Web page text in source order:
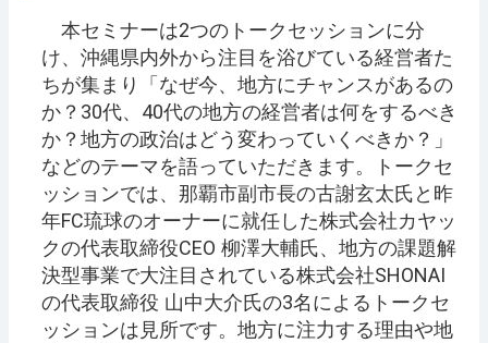
本セミナーは2つのトークセッションに分
け、沖縄県内外から注目を浴びている経営者た
ちが集まり「なぜ今、地方にチャンスがあるの
か？30代、40代の地方の経営者は何をするべき
か？地方の政治はどう変わっていくべきか？」
などのテーマを語っていただきます。トークセ
ッションでは、那覇市副市長の古謝玄太氏と昨
年FC琉球のオーナーに就任した株式会社カヤッ
クの代表取締役CEO 柳澤大輔氏、地方の課題解
決型事業で大注目されている株式会社SHONAI
の代表取締役 山中大介氏の3名によるトークセ
ッションは見所です。地方に注力する理由や地